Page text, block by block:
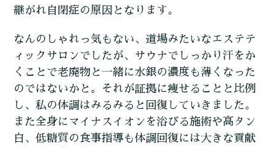
継がれ自閉症の原因となります。
なんのしゃれっ気もない、道場みたいなエステテ
ィックサロンでしたが、サウナでしっかり汗をか
くことで老廃物と一緒に水銀の濃度も薄くなった
のではないかと。それが証拠に痩せることと比例
し、私の体調はみるみると回復していきました。
また全身にマイナスイオンを浴びる施術や高タン
白、低糖質の食事指導も体調回復には大きな貢献